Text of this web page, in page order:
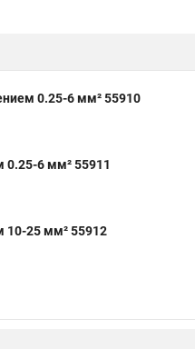
0.25-6 мм² 55910
0.25-6 мм² 55911
10-25 мм² 55912